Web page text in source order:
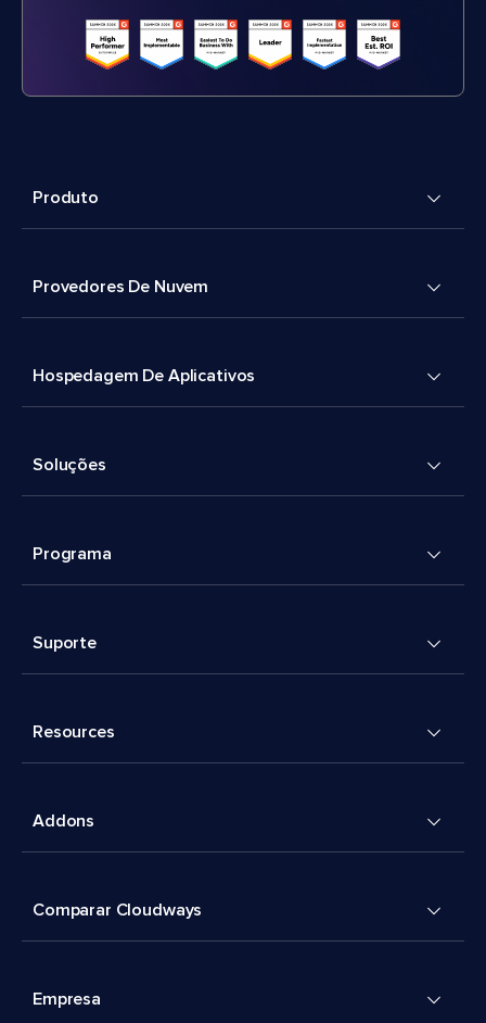
Produto
Provedores De Nuvem
Hospedagem De Aplicativos
Soluções
Programa
Suporte
Resources
Addons
Comparar Cloudways
Empresa